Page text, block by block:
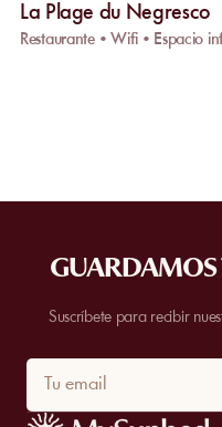
La Plage du Negresco
Restaurante • Wifi • Espacio
GUARDAMOS
Suscríbete para recibir